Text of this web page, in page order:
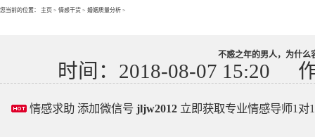
您当前的位置： 主页 > 情感干货 > 婚姻质量分析 >
不惑之年的男人，为什么
时间：2018-08-07 15:20
情感求助 添加微信号 jljw2012 立即获取专业情感导师1对